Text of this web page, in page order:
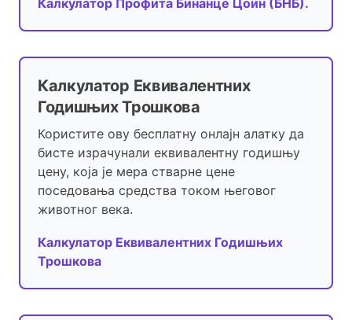
Калкулатор Профита Бинанце Цоин (БНБ).
Калкулатор Еквивалентних
Годишњих Трошкова
Користите ову бесплатну онлајн алатку да
бисте израчунали еквивалентну годишњу
цену, која је мера стварне цене
поседовања средства током његовог
животног века.
Калкулатор Еквивалентних Годишњих
Трошкова